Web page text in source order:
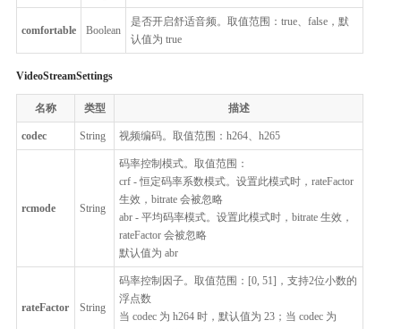
comfortable Boolean
是否开启舒适音频。取值范围：true、false，默
认值为 true
VideoStreamSettings
名称 类型 描述
codec String 视频编码。取值范围：h264、h265
rcmode String
码率控制模式。取值范围：
crf - 恒定码率系数模式。设置此模式时，rateFactor
生效，bitrate 会被忽略
abr - 平均码率模式。设置此模式时，bitrate 生效，
rateFactor 会被忽略
默认值为 abr
rateFactor String
码率控制因子。取值范围：[0, 51]，支持2位小数的
浮点数
当 codec 为 h264 时，默认值为 23；当 codec 为